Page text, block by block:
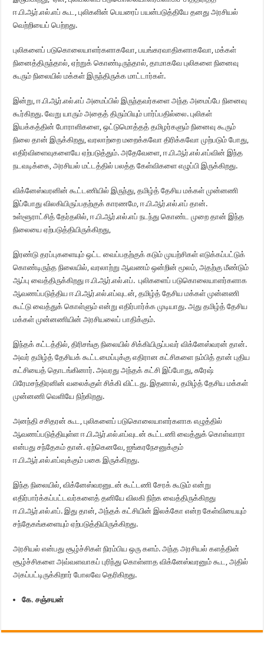
ஈ.பி.ஆர்.எல்.எப் கூட, புலிகளின் பெயரைப் பயன்படுத்தியே தனது அரசியல்
வெற்றியைப் பெற்றது.
புலிகளைப் படுகொலையாளர்களாகவோ, பயங்கரவாதிகளாகவோ, மக்கள்
நினைத்திருந்தால், ஏற்றுக் கொண்டிருந்தால், தாமாகவே புலிகளை நினைவு
கூரும் நிலையில் மக்கள் இருந்திருக்க மாட்டார்கள்.
இன்று, ஈ.பி.ஆர்.எல்.எப் அமைப்பில் இருந்தவர்களை அந்த அமைப்பே நினைவு
கூர்கிறது. வேறு யாரும் அதைத் திரும்பியும் பார்ப்பதில்லை. புலிகள்
இயக்கத்தின் போராளிகளை, ஒட்டுமொத்தத் தமிழர்களும் நினைவு கூரும்
நிலை தான் இருக்கிறது, வரலாற்றை மறைக்கவோ திரிக்கவோ முற்படும் போது,
எதிர்விளைவுகளையே ஏற்படுத்தும். அதேவேளை, ஈ.பி.ஆர்.எல்.எப்வின் இந்த
நடவடிக்கை, அரசியல் மட்டத்தில் பலத்த கேள்விகளை எழுப்பி இருக்கிறது.
விக்னேஸ்வரனின் கூட்டணியில் இருந்து, தமிழ்த் தேசிய மக்கள் முன்னணி
இப்போது விலகியிருப்பதற்குக் காரணமே, ஈ.பி.ஆர்.எல்.எப் தான்.
உள்ளூராட்சித் தேர்தலில், ஈ.பி.ஆர்.எல்.எப் நடந்து கொண்ட முறை தான் இந்த
நிலையை ஏற்படுத்தியிருக்கிறது,
இரண்டு தரப்புகளையும் ஒட்ட வைப்பதற்குக் கடும் முயற்சிகள் எடுக்கப்பட்டுக்
கொண்டிருந்த நிலையில், வரலாற்று ஆவணம் ஒன்றின் மூலம், அதற்கு மீண்டும்
ஆப்பு வைத்திருக்கிறது ஈ.பி.ஆர்.எல்.எப். புலிகளைப் படுகொலையாளர்களாக
ஆவணப்படுத்திய ஈ.பி.ஆர்.எல்.எப்வுடன், தமிழ்த் தேசிய மக்கள் முன்னணி
கூட்டு வைத்துக் கொள்ளும் என்று எதிர்பார்க்க முடியாது. அது தமிழ்த் தேசிய
மக்கள் முன்னணியின் அரசியலைப் பாதிக்கும்.
இந்தக் கட்டத்தில், திரிசங்கு நிலையில் சிக்கியிருப்பவர் விக்னேஸ்வரன் தான்.
அவர் தமிழ்த் தேசியக் கூட்டமைப்புக்கு எதிரான கட்சிகளை நம்பித் தான் புதிய
கட்சியைத் தொடங்கினார். அவரது அந்தக் கட்சி இப்போது, சுரேஷ்
பிரேமசந்திரனின் வலைக்குள் சிக்கி விட்டது. இதனால், தமிழ்த் தேசிய மக்கள்
முன்னணி வெளியே நிற்கிறது.
அனந்தி சசிதரன் கூட, புலிகளைப் படுகொலையாளர்களாக எழுத்தில்
ஆவணப்படுத்தியுள்ள ஈ.பி.ஆர்.எல்.எப்வுடன் கூட்டணி வைத்துக் கொள்வாரா
என்பது சந்தேகம் தான். ஏற்கெனவே, ஐங்கரநேசனுக்கும்
ஈ.பி.ஆர்.எல்.எப்வுக்கும் பகை இருக்கிறது.
இந்த நிலையில், விக்னேஸ்வரனுடன் கூட்டணி சேரக் கூடும் என்று
எதிர்பார்க்கப்பட்டவர்களைத் தனியே விலகி நிற்க வைத்திருக்கிறது
ஈ.பி.ஆர்.எல்.எப். இது தான், அந்தக் கட்சியின் இலக்கோ என்ற கேள்வியையும்
சந்தேகங்களையும் ஏற்படுத்தியிருக்கிறது.
அரசியல் என்பது சூழ்ச்சிகள் நிரம்பிய ஒரு களம். அந்த அரசியல் களத்தின்
சூழ்ச்சிகளை அவ்வளவாகப் புரிந்து கொள்ளாத விக்னேஸ்வரனும் கூட, அதில்
அகப்பட்டிருக்கிறார் போலவே தெரிகிறது.
கே. சஞ்சயன்